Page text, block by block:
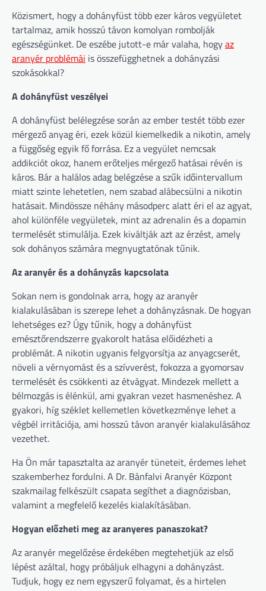
Közismert, hogy a dohányfüst több ezer káros vegyületet
tartalmaz, amik hosszú távon komolyan rombolják
egészségünket. De eszébe jutott-e már valaha, hogyaz
aranyér problémái is összefügghetnek a dohányzási
szokásokkal?
A dohányfüst veszélyei
A dohányfüst belélegzése során az ember testét több ezer
mérgező anyag éri, ezek közül kiemelkedik a nikotin, amely
a függőség egyik fő forrása. Ez a vegyület nemcsak
addikciót okoz, hanem erőteljes mérgező hatásai révén is
káros. Bár a halálos adag belégzése a szűk időintervallum
miatt szinte lehetetlen, nem szabad alábecsülni a nikotin
hatásait. Mindössze néhány másodperc alatt éri el az agyat,
ahol különféle vegyületek, mint az adrenalin és a dopamin
termelését stimulálja. Ezek kiváltják azt az érzést, amely
sok dohányos számára megnyugtatónak tűnik.
Az aranyér és a dohányzás kapcsolata
Sokan nem is gondolnak arra, hogy az aranyér
kialakulásában is szerepe lehet a dohányzásnak. De hogyan
lehetséges ez? Úgy tűnik, hogy a dohányfüst
emésztőrendszerre gyakorolt hatása előidézheti a
problémát. A nikotin ugyanis felgyorsítja az anyagcserét,
növeli a vérnyomást és a szívverést, fokozza a gyomorsav
termelését és csökkenti az étvágyat. Mindezek mellett a
bélmozgás is élénkül, ami gyakran vezet hasmenéshez. A
gyakori, híg széklet kellemetlen következménye lehet a
végbél irritációja, ami hosszú távon aranyér kialakulásához
vezethet.
Ha Ön már tapasztalta az aranyér tüneteit, érdemes lehet
szakemberhez fordulni. A Dr. Bánfalvi Aranyér Központ
szakmailag felkészült csapata segíthet a diagnózisban,
valamint a megfelelő kezelés kialakításában.
Hogyan előzheti meg az aranyeres panaszokat?
Az aranyér megelőzése érdekében megtehetjük az első
lépést azáltal, hogy próbáljuk elhagyni a dohányzást.
Tudjuk, hogy ez nem egyszerű folyamat, és a hirtelen